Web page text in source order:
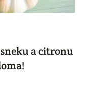
a citronu